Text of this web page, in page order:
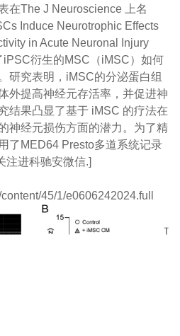
在The J Neuroscience 上名
Induce Neurotrophic Effects
in Acute Neuronal Injury
iPSC衍生的MSC（iMSC）如何
研究表明，iMSC的分泌蛋白组
外提高神经元存活率，并促进神
结果凸显了基于 iMSC 的疗法在
神经元损伤方面的潜力。为了精
了MED64 Presto多道系统记录
注进科驰安微信.]
45/1/e0606242024.full